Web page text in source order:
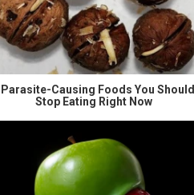
Causing Foods You Should
Stop Eating Right Now